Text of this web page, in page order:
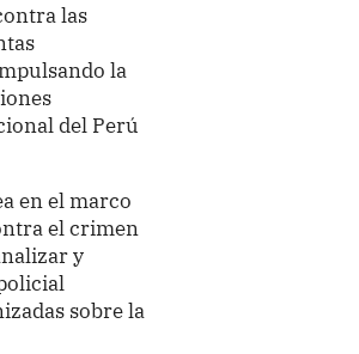
las
la
del Perú
en el marco
el crimen
y
sobre la